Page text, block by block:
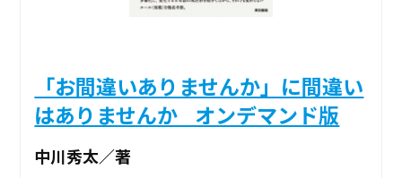
「お間違いありませんか」に間違い
はありませんか _オンデマンド版
中川秀太／著